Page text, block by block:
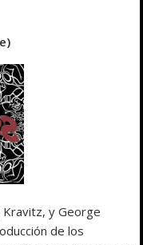
Kravitz, y George
de los